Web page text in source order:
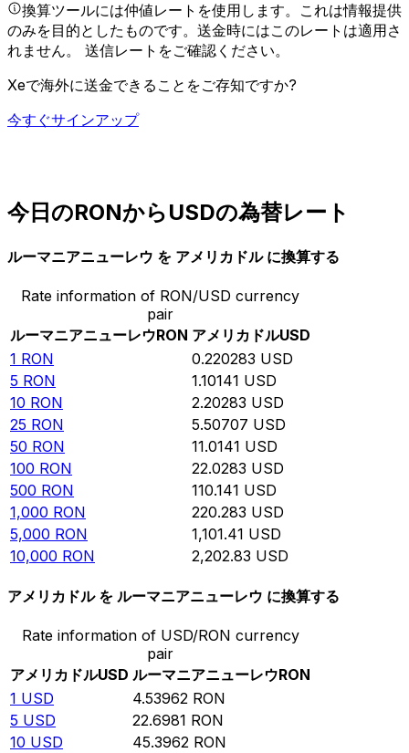
換算ツールには仲値レートを使用します。これは情報提供
のみを目的としたものです。送金時にはこのレートは適用さ
れません。 送信レートをご確認ください。
Xeで海外に送金できることをご存知ですか?
今すぐサインアップ
今日のRONからUSDの為替レート
ルーマニアニューレウ を アメリカドル に換算する
Rate information of RON/USD currency
pair
ルーマニアニューレウRON アメリカドルUSD
1 RON 0.220283 USD
5 RON 1.10141 USD
10 RON 2.20283 USD
25 RON 5.50707 USD
50 RON 11.0141 USD
100 RON 22.0283 USD
500 RON 110.141 USD
1,000 RON 220.283 USD
5,000 RON 1,101.41 USD
10,000 RON 2,202.83 USD
アメリカドル を ルーマニアニューレウ に換算する
Rate information of USD/RON currency
pair
アメリカドルUSD ルーマニアニューレウRON
1 USD 4.53962 RON
5 USD 22.6981 RON
10 USD 45.3962 RON